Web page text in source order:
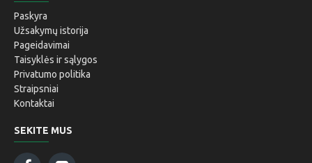
Paskyra
Užsakymų istorija
Pageidavimai
Taisyklės ir sąlygos
Privatumo politika
Straipsniai
Kontaktai
SEKITE MUS